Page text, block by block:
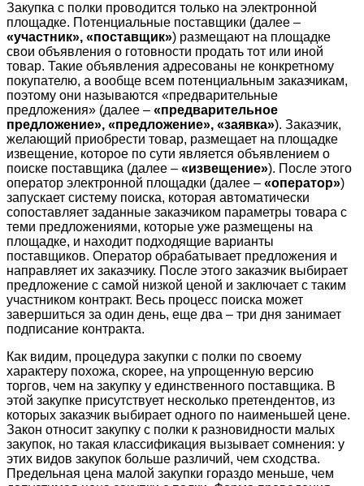
Закупка с полки проводится только на электронной
площадке. Потенциальные поставщики (далее –
«участник», «поставщик») размещают на площадке
свои объявления о готовности продать тот или иной
товар. Такие объявления адресованы не конкретному
покупателю, а вообще всем потенциальным заказчикам,
поэтому они называются «предварительные
предложения» (далее – «предварительное
предложение», «предложение», «заявка»). Заказчик,
желающий приобрести товар, размещает на площадке
извещение, которое по сути является объявлением о
поиске поставщика (далее – «извещение»). После этого
оператор электронной площадки (далее – «оператор»)
запускает систему поиска, которая автоматически
сопоставляет заданные заказчиком параметры товара с
теми предложениями, которые уже размещены на
площадке, и находит подходящие варианты
поставщиков. Оператор обрабатывает предложения и
направляет их заказчику. После этого заказчик выбирает
предложение с самой низкой ценой и заключает с таким
участником контракт. Весь процесс поиска может
завершиться за один день, еще два – три дня занимает
подписание контракта.
Как видим, процедура закупки с полки по своему
характеру похожа, скорее, на упрощенную версию
торгов, чем на закупку у единственного поставщика. В
этой закупке присутствует несколько претендентов, из
которых заказчик выбирает одного по наименьшей цене.
Закон относит закупку с полки к разновидности малых
закупок, но такая классификация вызывает сомнения: у
этих видов закупок больше различий, чем сходства.
Предельная цена малой закупки гораздо меньше, чем